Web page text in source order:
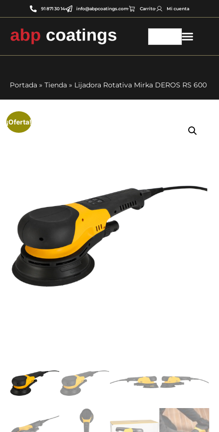
91 871 30 14 info@abpcoatings.com Carrito Mi cuenta
Portada » Tienda » Lijadora Rotativa Mirka DEROS RS 600
¡Oferta!